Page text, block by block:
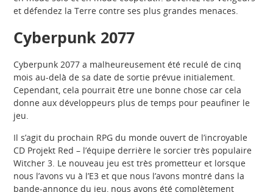
et défendez la Terre contre ses plus grandes menaces.
Cyberpunk 2077
Cyberpunk 2077 a malheureusement été reculé de cinq
mois au-delà de sa date de sortie prévue initialement.
Cependant, cela pourrait être une bonne chose car cela
donne aux développeurs plus de temps pour peaufiner le
jeu.
Il s’agit du prochain RPG du monde ouvert de l’incroyable
CD Projekt Red – l’équipe derrière le sorcier très populaire
Witcher 3. Le nouveau jeu est très prometteur et lorsque
nous l’avons vu à l’E3 et que nous l’avons montré dans la
bande-annonce du jeu, nous avons été complètement